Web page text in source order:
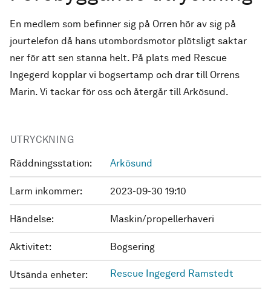
En medlem som befinner sig på Orren hör av sig på
jourtelefon då hans utombordsmotor plötsligt saktar
ner för att sen stanna helt. På plats med Rescue
Ingegerd kopplar vi bogsertamp och drar till Orrens
Marin. Vi tackar för oss och återgår till Arkösund.
UTRYCKNING
Räddningsstation: Arkösund
Larm inkommer: 2023-09-30 19:10
Händelse: Maskin/propellerhaveri
Aktivitet: Bogsering
Utsända enheter: Rescue Ingegerd Ramstedt